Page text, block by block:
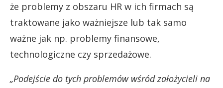
że problemy z obszaru HR w ich firmach są
traktowane jako ważniejsze lub tak samo
ważne jak np. problemy finansowe,
technologiczne czy sprzedażowe.
„Podejście do tych problemów wśród założycieli na